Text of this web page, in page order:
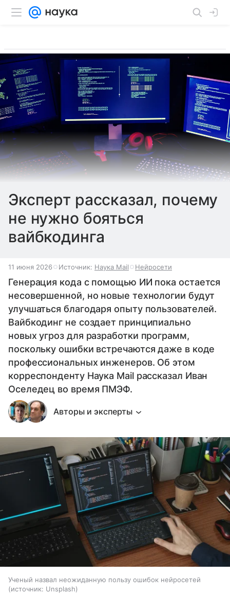
Эксперт рассказал, почему
не нужно бояться
вайбкодинга
11 июня 2026 Источник: Наука Mail Нейросети
Генерация кода с помощью ИИ пока остается
несовершенной, но новые технологии будут
улучшаться благодаря опыту пользователей.
Вайбкодинг не создает принципиально
новых угроз для разработки программ,
поскольку ошибки встречаются даже в коде
профессиональных инженеров. Об этом
корреспонденту Наука Mail рассказал Иван
Оселедец во время ПМЭФ.
Авторы и эксперты
Ученый назвал неожиданную пользу ошибок нейросетей
источник: Unsplash